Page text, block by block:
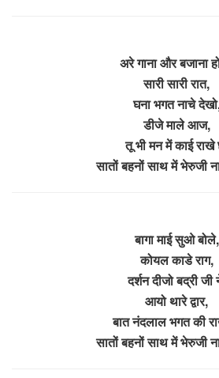
अरे गाना और बजाना
सारी सारी रात,
घना भगत नाचे
डीजे माले आज,
तू भी मन में काई राखे
सातों बहनों साथ में भेरुजी
बागा माई सुओ बोले,
कोयल काडे राग,
दर्शन दीजो बद्री जी
आयो थारे द्वार,
बात नंदलाल भगत की
सातों बहनों साथ में भेरुजी